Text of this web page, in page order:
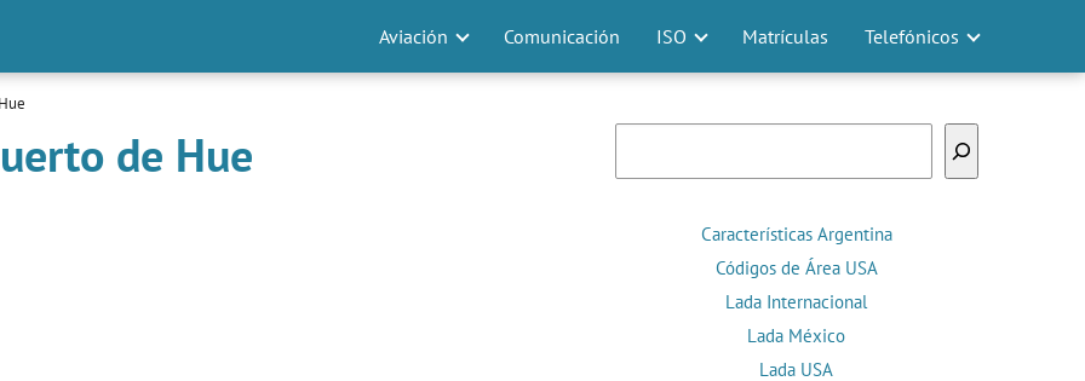
Aviación Comunicación ISO Matrículas Telefónicos
de Hue
Características Argentina
Códigos de Área USA
Lada Internacional
Lada México
Lada USA